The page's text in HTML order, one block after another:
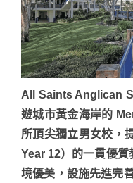
All Saints Anglican
遊城市黃金海岸的
所頂尖獨立男女校，
Year 12）的一貫優質
境優美，設施先進完